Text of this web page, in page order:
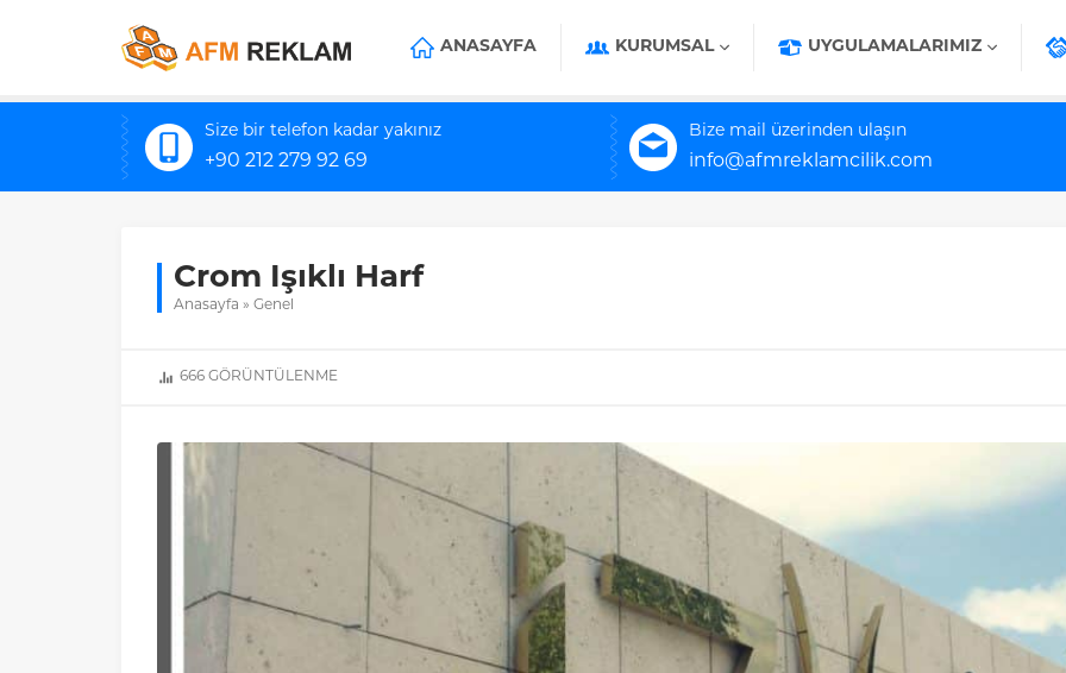
ANASAYFA KURUMSAL UYGULAMALARIMIZ
Size bir telefon kadar yakınız
+90 212 279 92 69
Bize mail üzerinden ulaşın
info@afmreklamcilik.com
Crom Işıklı Harf
Anasayfa » Genel
666 GÖRÜNTÜLENME